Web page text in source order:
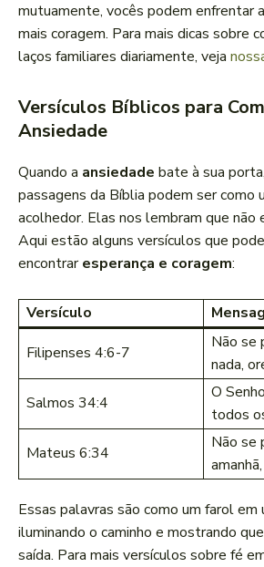
mutuamente, vocês podem enfrentar
mais coragem. Para mais dicas sobre
laços familiares diariamente, veja
Versículos Bíblicos para
Ansiedade
Quando a ansiedade bate à sua
passagens da Bíblia podem ser como
acolhedor. Elas nos lembram que não
Aqui estão alguns versículos que
encontraresperança e coragem:
Versículo
Filipenses 4:6-7
Não se
nada,
Salmos 34:4
O
todos
Mateus 6:34
Não se
Essas palavras são como um farol
iluminando o caminho e mostrando
saída. Para mais versículos sobre fé